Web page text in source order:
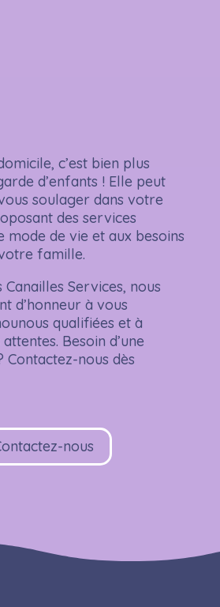
c’est bien plus
d’enfants ! Elle peut
soulager dans votre
des services
mode de vie et aux besoins
famille.
Canailles Services, nous
d’honneur à vous
qualifiées et à
Besoin d’une
Contactez-nous dès
nous